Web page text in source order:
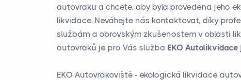
autovraku a chcete, aby byla provedena jeho
likvidace. Neváhejte nás kontaktovat, díky
službám a obrovským zkušenostem v oblasti
autovraků je pro Vás služba EKO Autolikvidace
EKO Autovrakoviště - ekologická likvidace